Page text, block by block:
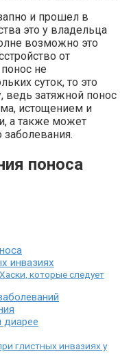
и прошел в
это у владельца
возможно это
от
не
суток, то это
ведь затяжной понос
истощением и
а также может
заболевания.
поноса
инвазиях
которые следует
диарее
глистных инвазиях у